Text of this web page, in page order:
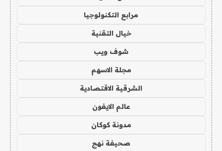
مرابع التكنولوجيا
خيال التقنية
شوف ويب
مجلة الاسهم
الشرقية الاقتصادية
عالم الايفون
مدونة كوكان
صحيفة نهج